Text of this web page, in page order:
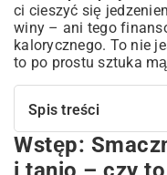
ci cieszyć się
winy – ani tego
kalorycznego. To nie
to po prostu sztuka
Spis treści
Wstęp: Smacznie,
to możliwe?
Wstęp: